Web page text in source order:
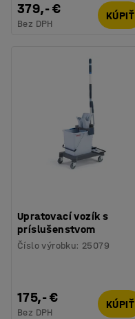
379,- €
Bez DPH
KÚPIŤ
Upratovací vozík s
príslušenstvom
Číslo výrobku: 25079
175,- €
Bez DPH
KÚPIŤ